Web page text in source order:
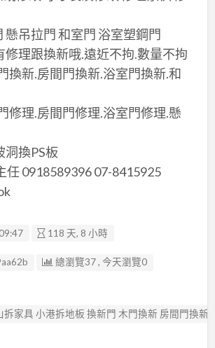
懸吊拉門 和室門 浴室塑鋼門
修理跟換新哦.遠近不拘.數量不拘
換新.房間門換新.浴室門換新.和
修理.房間門修理.浴室門修理.懸
洞換PS板
任 0918589396 07-8415925
118 天, 8 小時
總瀏覽37 , 今天瀏覽0
拆家具 小港拆地板 換新門 木門換新 房間門換新